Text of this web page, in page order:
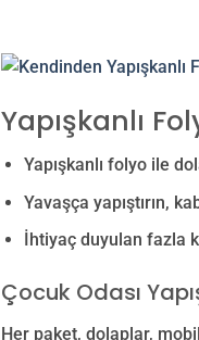
Yapışkanlı
Yapışkanlı folyo ile
Yavaşça yapıştırın,
İhtiyaç duyulan fazla
Çocuk Odası
Her paket, dolaplar,